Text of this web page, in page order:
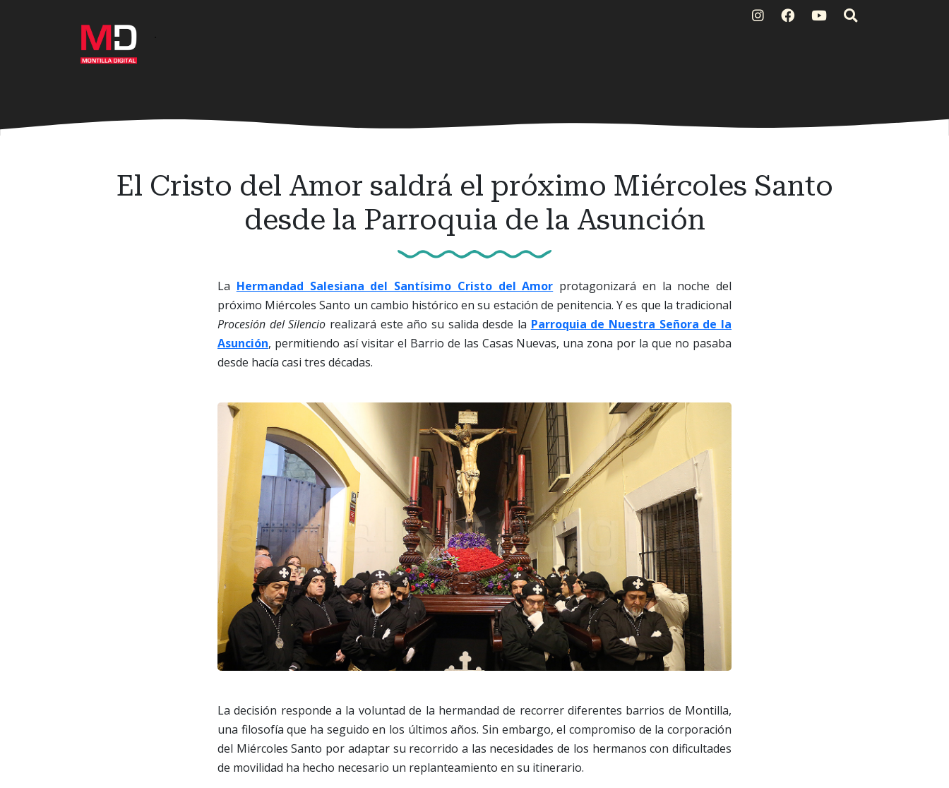
El Cristo del Amor saldrá el próximo Miércoles Santo
desde la Parroquia de la Asunción
La Hermandad Salesiana del Santísimo Cristo del Amor protagonizará en la noche del
próximo Miércoles Santo un cambio histórico en su estación de penitencia. Y es que la tradicional
Procesión del Silencio realizará este año su salida desde la Parroquia de Nuestra Señora de la
Asunción, permitiendo así visitar el Barrio de las Casas Nuevas, una zona por la que no pasaba
desde hacía casi tres décadas.
La decisión responde a la voluntad de la hermandad de recorrer diferentes barrios de Montilla,
una filosofía que ha seguido en los últimos años. Sin embargo, el compromiso de la corporación
del Miércoles Santo por adaptar su recorrido a las necesidades de los hermanos con dificultades
de movilidad ha hecho necesario un replanteamiento en su itinerario.